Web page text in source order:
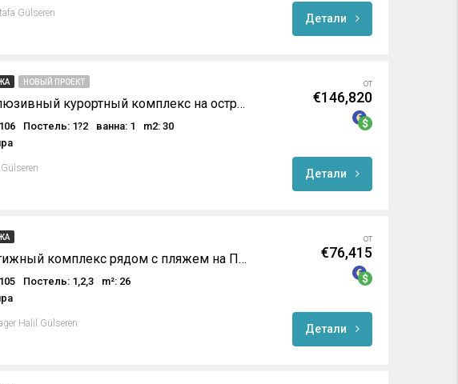
Gülseren Детали
НОВЫЙ ПРОЕКТ
Эксклюзивный курортный комплекс на острове Пхукет
Постель: 1?2 ванна: 1
m2: 30
от
€146,820
Детали
Престижный комплекс рядом с пляжем на Пхукете
Постель: 1,2,3
m²: 26
Halil Gülseren
от
€76,415
Детали